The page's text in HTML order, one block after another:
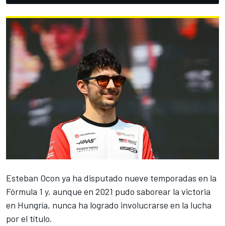
Esteban Ocon ya ha disputado nueve temporadas en la
Fórmula 1 y, aunque en 2021 pudo saborear la victoria
en Hungría, nunca ha logrado involucrarse en la lucha
por el título.